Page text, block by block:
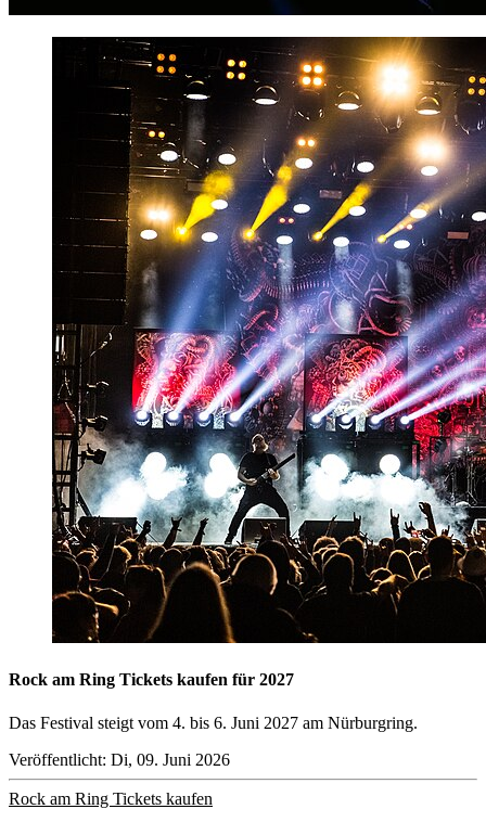
Rock am Ring Tickets kaufen für 2027
Das Festival steigt vom 4. bis 6. Juni 2027 am Nürburgring.
Veröffentlicht: Di, 09. Juni 2026
Rock am Ring Tickets kaufen